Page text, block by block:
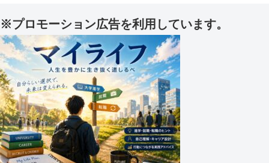
※プロモーション広告を利用しています。